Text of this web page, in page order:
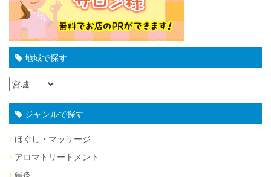
地域で探す
ジャンルで探す
ほぐし・マッサージ
アロマトリートメント
鍼灸